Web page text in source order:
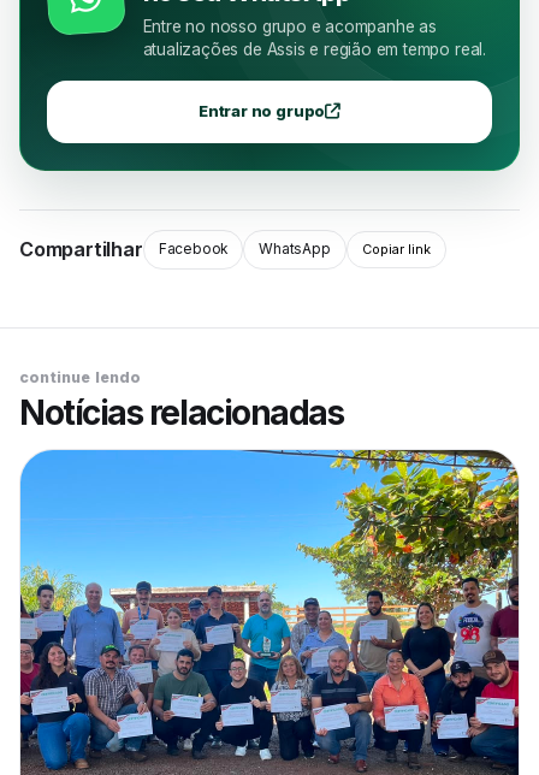
Entre no nosso grupo e acompanhe as
atualizações de Assis e região em tempo real.
Entrar no grupo
Compartilhar Facebook WhatsApp Copiar link
continue lendo
Notícias relacionadas